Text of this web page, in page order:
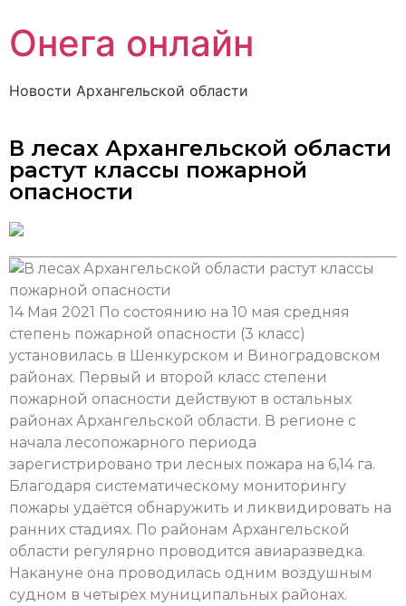
Онега онлайн
Новости Архангельской области
В лесах Архангельской области
растут классы пожарной
опасности
14 Мая 2021 По состоянию на 10 мая средняя
степень пожарной опасности (3 класс)
установилась в Шенкурском и Виноградовском
районах. Первый и второй класс степени
пожарной опасности действуют в остальных
районах Архангельской области. В регионе с
начала лесопожарного периода
зарегистрировано три лесных пожара на 6,14 га.
Благодаря систематическому мониторингу
пожары удаётся обнаружить и ликвидировать на
ранних стадиях. По районам Архангельской
области регулярно проводится авиаразведка.
Накануне она проводилась одним воздушным
судном в четырех муниципальных районах.